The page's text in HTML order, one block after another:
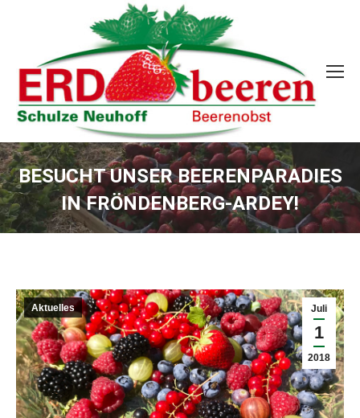
BESUCHT UNSER BEERENPARADIES
IN FRÖNDENBERG-ARDEY!
Sie befinden sich hier:
Juli
1
2018
Aktuelles